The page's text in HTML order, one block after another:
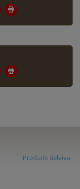
Produits Belviva